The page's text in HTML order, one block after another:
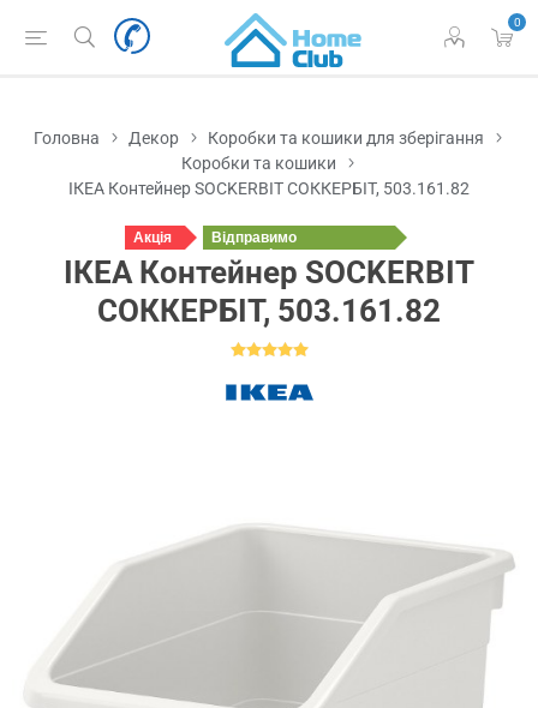
0
Головна Декор
Коробки та кошики для зберігання
Коробки та кошики
ІКЕА Контейнер SOCKERBIT СОККЕРБІТ, 503.161.82
Акція
Відправимо
сьогодні
ІКЕА Контейнер SOCKERBIT
СОККЕРБІТ, 503.161.82